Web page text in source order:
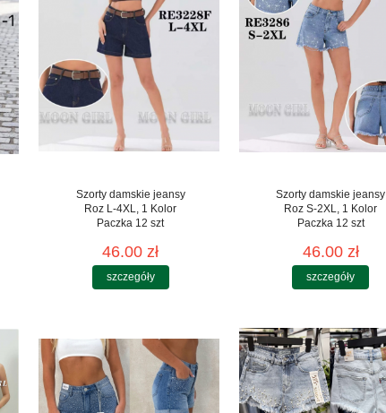
Szorty damskie jeansy
Roz L-4XL, 1 Kolor
Paczka 12 szt
46.00 zł
szczegóły
Szorty damskie jeansy
Roz S-2XL, 1 Kolor
Paczka 12 szt
46.00 zł
szczegóły